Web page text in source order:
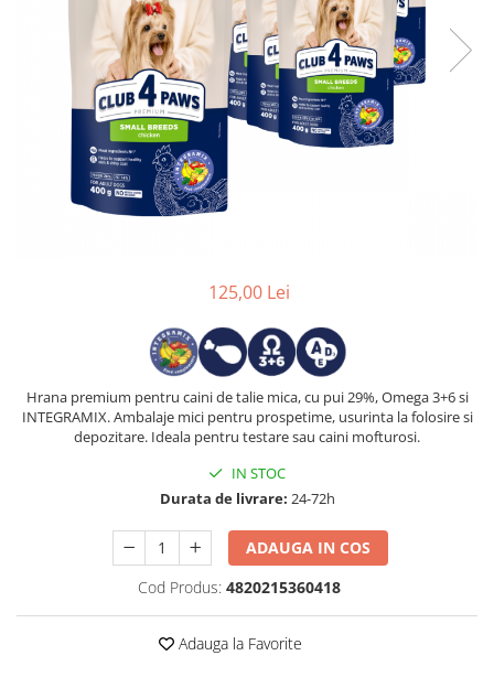
125,00 Lei
Hrana premium pentru caini de talie mica, cu pui 29%, Omega 3+6 si
INTEGRAMIX. Ambalaje mici pentru prospetime, usurinta la folosire si
depozitare. Ideala pentru testare sau caini mofturosi.
IN STOC
Durata de livrare: 24-72h
ADAUGA IN COS
Cod Produs: 4820215360418
Adauga la Favorite